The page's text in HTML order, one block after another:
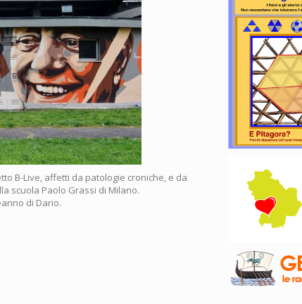
B-Live, affetti da patologie croniche, e da
scuola Paolo Grassi di Milano.
di Dario.